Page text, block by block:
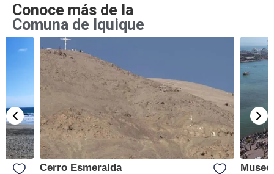
Conoce más de la
Comuna de Iquique
Cerro Esmeralda